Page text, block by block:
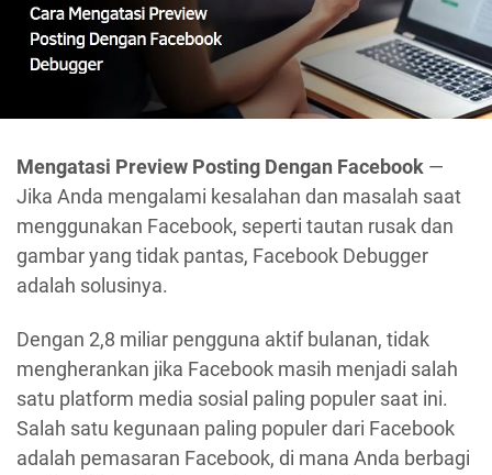
Mengatasi Preview Posting Dengan Facebook —
Jika Anda mengalami kesalahan dan masalah saat
menggunakan Facebook, seperti tautan rusak dan
gambar yang tidak pantas, Facebook Debugger
adalah solusinya.
Dengan 2,8 miliar pengguna aktif bulanan, tidak
mengherankan jika Facebook masih menjadi salah
satu platform media sosial paling populer saat ini.
Salah satu kegunaan paling populer dari Facebook
adalah pemasaran Facebook, di mana Anda berbagi